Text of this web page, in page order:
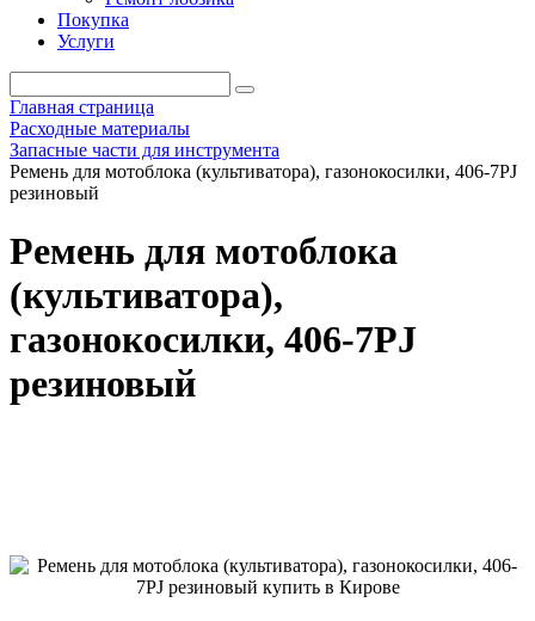
Покупка
Услуги
Главная страница
Расходные материалы
Запасные части для инструмента
Ремень для мотоблока (культиватора), газонокосилки, 406-7PJ
резиновый
Ремень для мотоблока
(культиватора),
газонокосилки, 406-7PJ
резиновый